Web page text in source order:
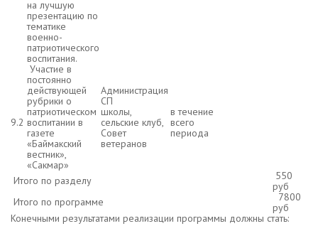
на лучшую
презентацию по
тематике
военно-
патриотического
воспитания.
9.2
Участие в
постоянно
действующей
рубрики о
патриотическом
воспитании в
газете
«Баймакский
вестник»,
«Сакмар»
Администрация
СП
школы,
сельские клуб,
Совет
ветеранов
в течение
всего
периода
Итого по разделу
550
руб
Итого по программе
7800
руб
Конечными результатами реализации программы должны стать: